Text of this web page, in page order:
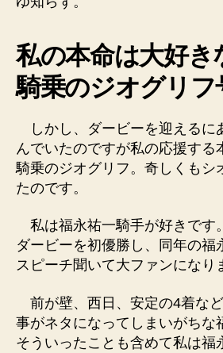
私の本命は大好き
騎乗のジオグリフ
しかし、ダービーを迎えるに
んでいたのですが私の応援する
騎乗のジオグリフ。奇しくもシ
たのです。
私は福永祐一騎手が好きです
ダービーを初優勝し、同年の福
スピーチ聞いて大ファンになり
前が壁、西日、安定の4着な
事がネタになってしまいがちな
そういったことも含めて私は福